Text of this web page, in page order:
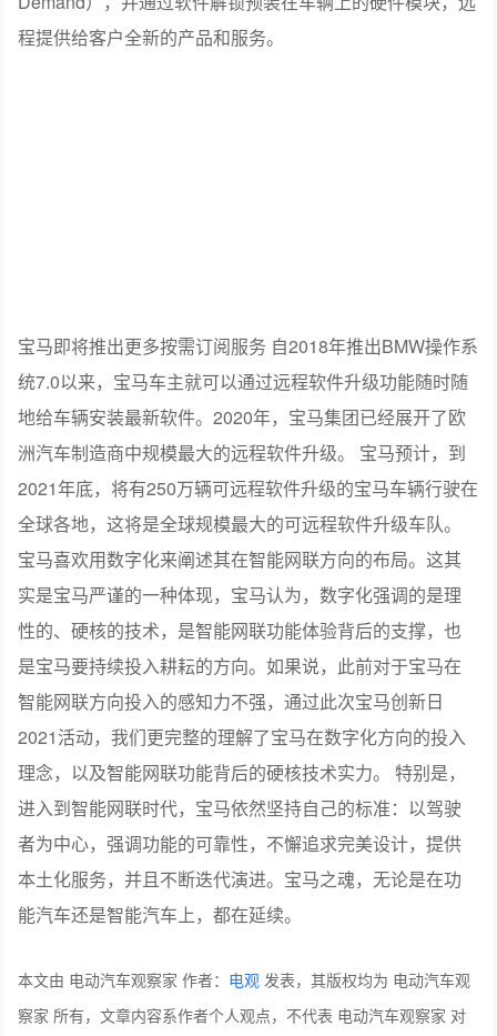
程提供给客户全新的产品和服务。
宝马即将推出更多按需订阅服务 自2018年推出BMW操作系
统7.0以来，宝马车主就可以通过远程软件升级功能随时随
地给车辆安装最新软件。2020年，宝马集团已经展开了欧
洲汽车制造商中规模最大的远程软件升级。 宝马预计，到
2021年底，将有250万辆可远程软件升级的宝马车辆行驶在
全球各地，这将是全球规模最大的可远程软件升级车队。
宝马喜欢用数字化来阐述其在智能网联方向的布局。这其
实是宝马严谨的一种体现，宝马认为，数字化强调的是理
性的、硬核的技术，是智能网联功能体验背后的支撑，也
是宝马要持续投入耕耘的方向。如果说，此前对于宝马在
智能网联方向投入的感知力不强，通过此次宝马创新日
2021活动，我们更完整的理解了宝马在数字化方向的投入
理念，以及智能网联功能背后的硬核技术实力。 特别是，
进入到智能网联时代，宝马依然坚持自己的标准：以驾驶
者为中心，强调功能的可靠性，不懈追求完美设计，提供
本土化服务，并且不断迭代演进。宝马之魂，无论是在功
能汽车还是智能汽车上，都在延续。
本文由 电动汽车观察家 作者： 电观 发表，其版权均为 电动汽车观
察家 所有，文章内容系作者个人观点，不代表 电动汽车观察家 对